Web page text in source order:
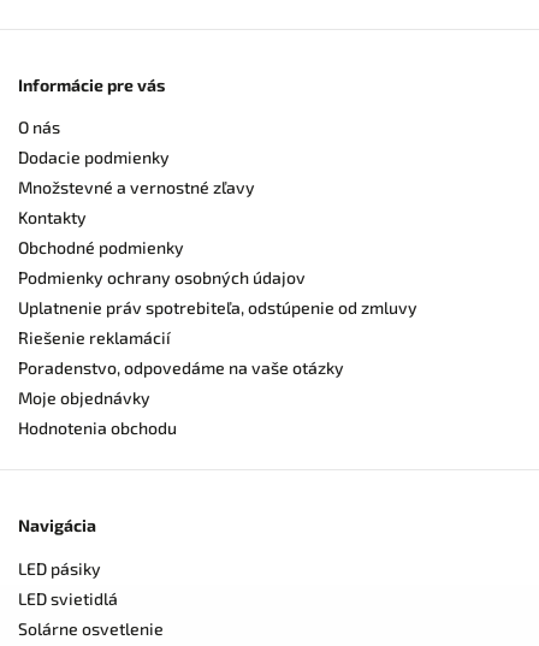
Informácie pre vás
O nás
Dodacie podmienky
Množstevné a vernostné zľavy
Kontakty
Obchodné podmienky
Podmienky ochrany osobných údajov
Uplatnenie práv spotrebiteľa, odstúpenie od zmluvy
Riešenie reklamácií
Poradenstvo, odpovedáme na vaše otázky
Moje objednávky
Hodnotenia obchodu
Navigácia
LED pásiky
LED svietidlá
Solárne osvetlenie